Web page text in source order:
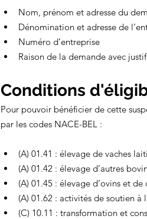
Nom, prénom et adresse du
Dénomination et adresse de
Numéro d’entreprise
Raison de la demande avec
Conditions
Pour pouvoir bénéficier de cette
par les codes NACE-BEL :
(A) 01.41 : élevage de vaches
(A) 01.42 : élevage d’autres
(A) 01.45 : élevage d’ovins et de
(A) 01.62 : activités de soutien
(C) 10.11 : transformation et